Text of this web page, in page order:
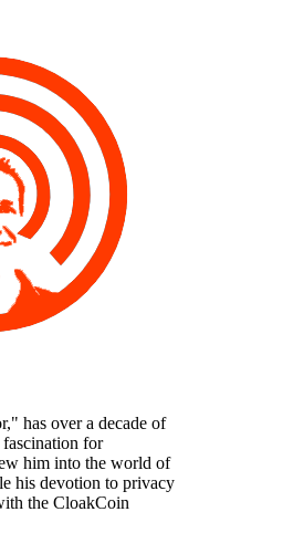
has over a decade of
for
him into the world of
his devotion to privacy
the CloakCoin